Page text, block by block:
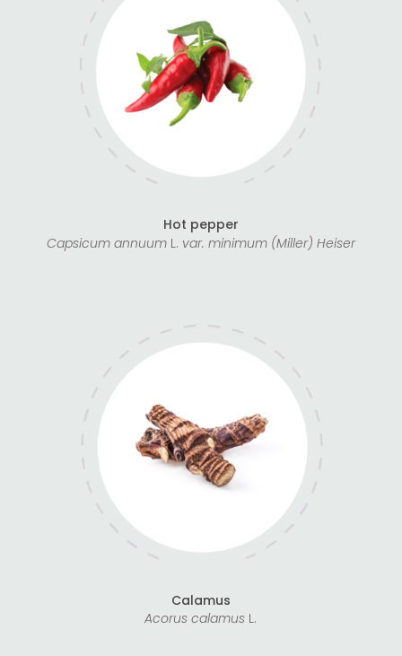
Hot pepper
Capsicum annuum L. var. minimum (Miller) Heiser
Calamus
Acorus calamus L.